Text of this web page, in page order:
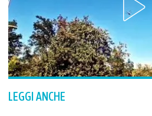
LEGGI ANCHE